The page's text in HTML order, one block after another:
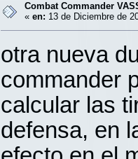
Combat Commander
« en: 13 de Diciembre de
otra nueva
commander
calcular las
defensa, en